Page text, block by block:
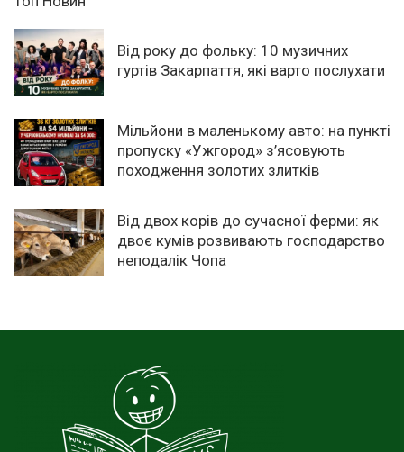
Від року до фольку: 10 музичних
гуртів Закарпаття, які варто послухати
Мільйони в маленькому авто: на пункті
пропуску «Ужгород» з’ясовують
походження золотих злитків
Від двох корів до сучасної ферми: як
двоє кумів розвивають господарство
неподалік Чопа